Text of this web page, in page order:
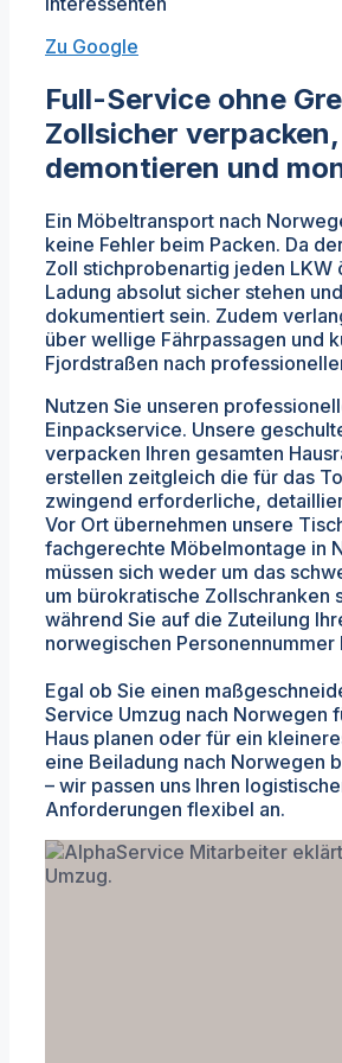
Zu Google
Full-Service ohne
Zollsicher verpacken,
demontieren und
Ein Möbeltransport nach
keine Fehler beim Packen. Da
Zoll stichprobenartig jeden LKW
Ladung absolut sicher stehen
dokumentiert sein. Zudem
über wellige Fährpassagen und
Fjordstraßen nach
Nutzen Sie unseren
Einpackservice. Unsere
verpacken Ihren gesamten
erstellen zeitgleich die für das
zwingend erforderliche,
Vor Ort übernehmen unsere
fachgerechte Möbelmontage in
müssen sich weder um das
um bürokratische Zollschranken
während Sie auf die Zuteilung
norwegischen Personennummer
Egal ob Sie einen
Service Umzug nach Norwegen
Haus planen oder für ein
eine Beiladung nach Norwegen
– wir passen uns Ihren
Anforderungen flexibel an.